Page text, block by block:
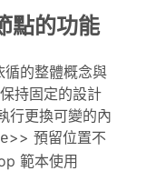
點的功能
循的整體概念與
持固定的設計
行更換可變的內
>> 預留位置不
範本使用